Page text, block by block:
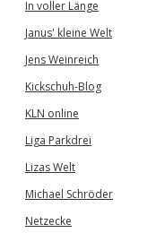
In voller Länge
Janus' kleine Welt
Jens Weinreich
Kickschuh-Blog
KLN online
Liga Parkdrei
Lizas Welt
Michael Schröder
Netzecke